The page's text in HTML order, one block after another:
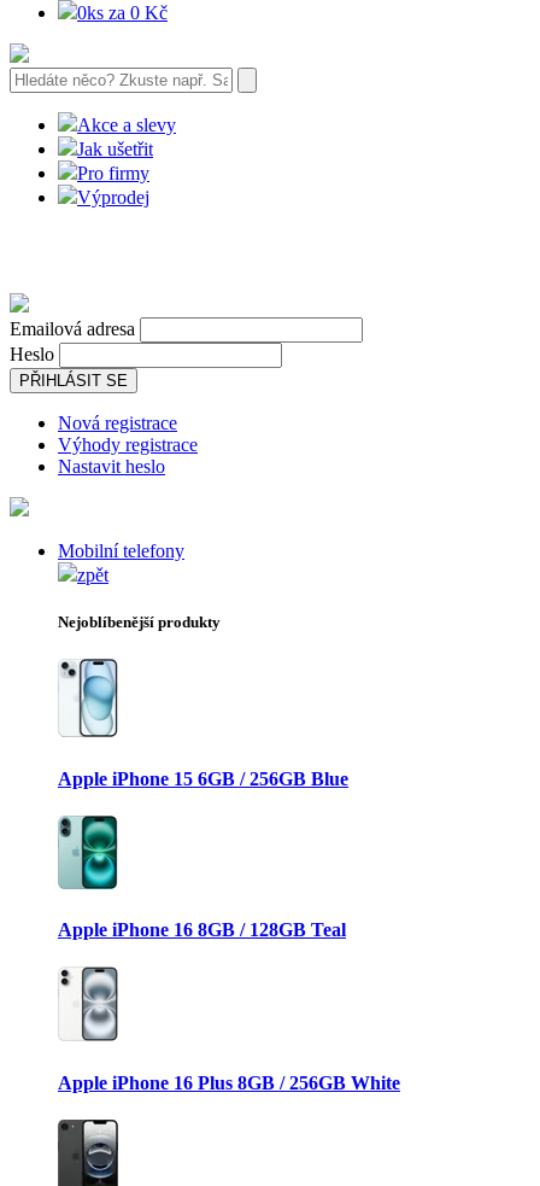
0ks za 0 Kč
Akce a slevy
Jak ušetřit
Pro firmy
Výprodej
Emailová adresa
Heslo
PŘIHLÁSIT SE
Nová registrace
Výhody registrace
Nastavit heslo
Mobilní telefony
zpět
Nejoblíbenější produkty
Apple iPhone 15 6GB / 256GB Blue
Apple iPhone 16 8GB / 128GB Teal
Apple iPhone 16 Plus 8GB / 256GB White